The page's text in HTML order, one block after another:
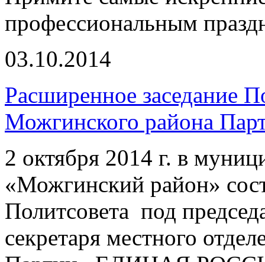
профессиональным
03.10.2014
Расширенное заседание
Можгинского района
2 октября 2014 г. в
«Можгинский район»
Политсовета под
секретаря местного